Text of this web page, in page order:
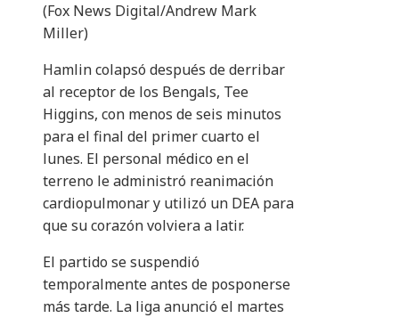
(Fox News Digital/Andrew Mark
Miller)
Hamlin colapsó después de derribar
al receptor de los Bengals, Tee
Higgins, con menos de seis minutos
para el final del primer cuarto el
lunes. El personal médico en el
terreno le administró reanimación
cardiopulmonar y utilizó un DEA para
que su corazón volviera a latir.
El partido se suspendió
temporalmente antes de posponerse
más tarde. La liga anunció el martes